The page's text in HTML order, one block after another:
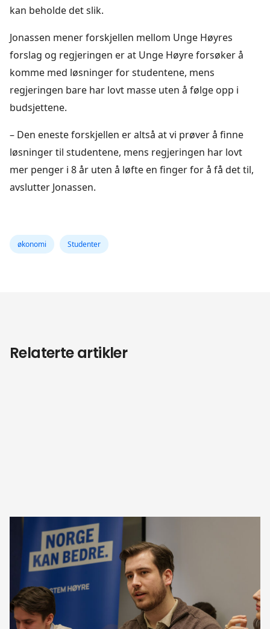
kan beholde det slik.
Jonassen mener forskjellen mellom Unge Høyres
forslag og regjeringen er at Unge Høyre forsøker å
komme med løsninger for studentene, mens
regjeringen bare har lovt masse uten å følge opp i
budsjettene.
– Den eneste forskjellen er altså at vi prøver å finne
løsninger til studentene, mens regjeringen har lovt
mer penger i 8 år uten å løfte en finger for å få det til,
avslutter Jonassen.
økonomi Studenter
Relaterte artikler